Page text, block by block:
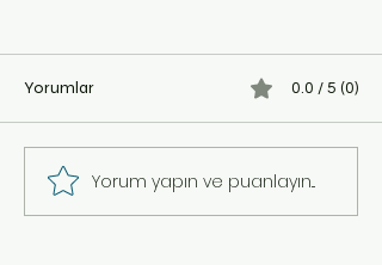
...
Yorumlar 0.0 / 5 (0)
Yorum yapın ve puanlayın...